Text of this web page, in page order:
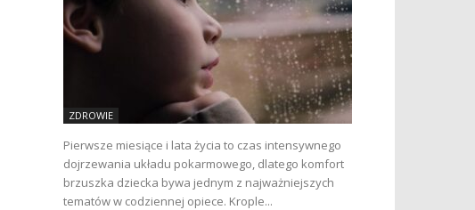
ZDROWIE
Pierwsze miesiące i lata życia to czas intensywnego
dojrzewania układu pokarmowego, dlatego komfort
brzuszka dziecka bywa jednym z najważniejszych
tematów w codziennej opiece. Krople...